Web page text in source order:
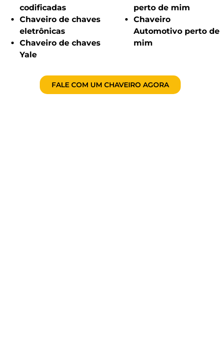
codificadas
Chaveiro de chaves
eletrônicas
Chaveiro de chaves
Yale
perto de mim
Chaveiro
Automotivo perto de
mim
FALE COM UM CHAVEIRO AGORA